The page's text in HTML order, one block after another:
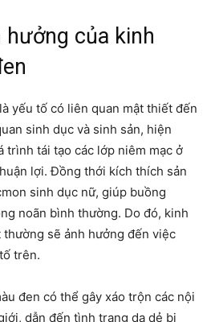
của kinh
yếu tố có liên quan mật thiết đến
sinh dục và sinh sản, hiện
trình tái tạo các lớp niêm mạc ở
lợi. Đồng thới kích thích sản
sinh dục nữ, giúp buồng
noãn bình thường. Do đó, kinh
sẽ ảnh hưởng đến việc
trên.
đen có thể gây xáo trộn các nội
dẫn đến tình trạng da dẻ bị